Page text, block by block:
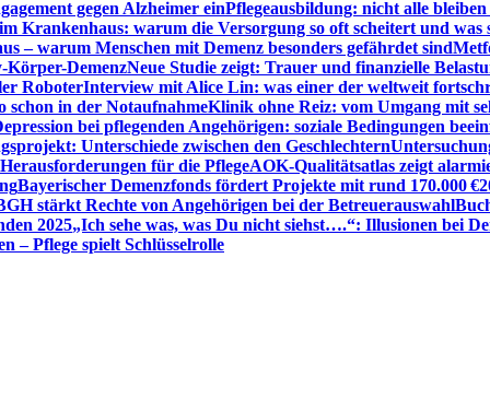
gegen Alzheimer einPflegeausbildung: nicht alle bleiben
Krankenhaus: warum die Versorgung so oft scheitert und was
– warum Menschen mit Demenz besonders gefährdet sind
Körper-DemenzNeue Studie zeigt: Trauer und finanzielle
RoboterInterview mit Alice Lin: was einer der weltweit
schon in der NotaufnahmeKlinik ohne Reiz: vom Umgang mit
bei pflegenden Angehörigen: soziale Bedingungen
Unterschiede zwischen den Geschlechtern
für die PflegeAOK-Qualitätsatlas zeigt
Bayerischer Demenzfonds fördert Projekte mit rund 170.000 €
stärkt Rechte von Angehörigen bei der Betreuerauswahl
2025„Ich sehe was, was Du nicht siehst….“: Illusionen bei
– Pflege spielt Schlüsselrolle